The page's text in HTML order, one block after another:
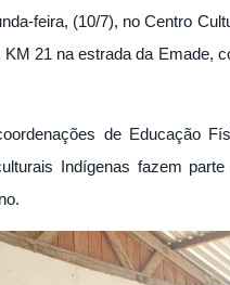
feira, (10/7), no Centro
21 na estrada da Emade,
de Educação
Indígenas fazem